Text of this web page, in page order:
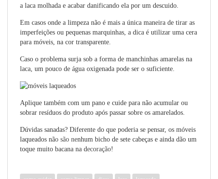
a laca molhada e acabar danificando ela por um descuido.
Em casos onde a limpeza não é mais a única maneira de tirar as
imperfeições ou pequenas marquinhas, a dica é utilizar uma cera
para móveis, na cor transparente.
Caso o problema surja sob a forma de manchinhas amarelas na
laca, um pouco de água oxigenada pode ser o suficiente.
Aplique também com um pano e cuide para não acumular ou
sobrar resíduos do produto após passar sobre os amarelados.
Dúvidas sanadas? Diferente do que poderia se pensar, os móveis
laqueados não são nenhum bicho de sete cabeças e ainda dão um
toque muito bacana na decoração!